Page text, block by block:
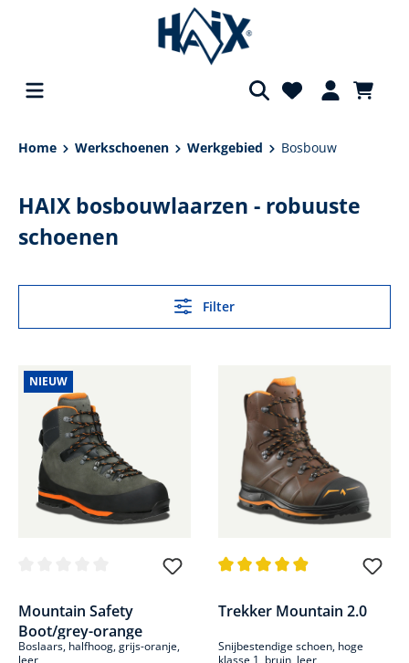
Home Werkschoenen Werkgebied Bosbouw
HAIX bosbouwlaarzen - robuuste
schoenen
Filter
NIEUW
Mountain Safety
Boot/grey-orange
Boslaars, halfhoog, grijs-oranje,
leer
Trekker Mountain 2.0
Snijbestendige schoen, hoge
klasse 1, bruin, leer